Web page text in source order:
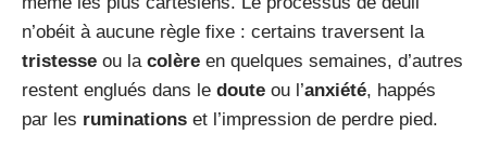
n’obéit à aucune règle fixe : certains traversent la
tristesse ou la colère en quelques semaines, d’autres
restent englués dans le doute ou l’anxiété, happés
par les ruminations et l’impression de perdre pied.